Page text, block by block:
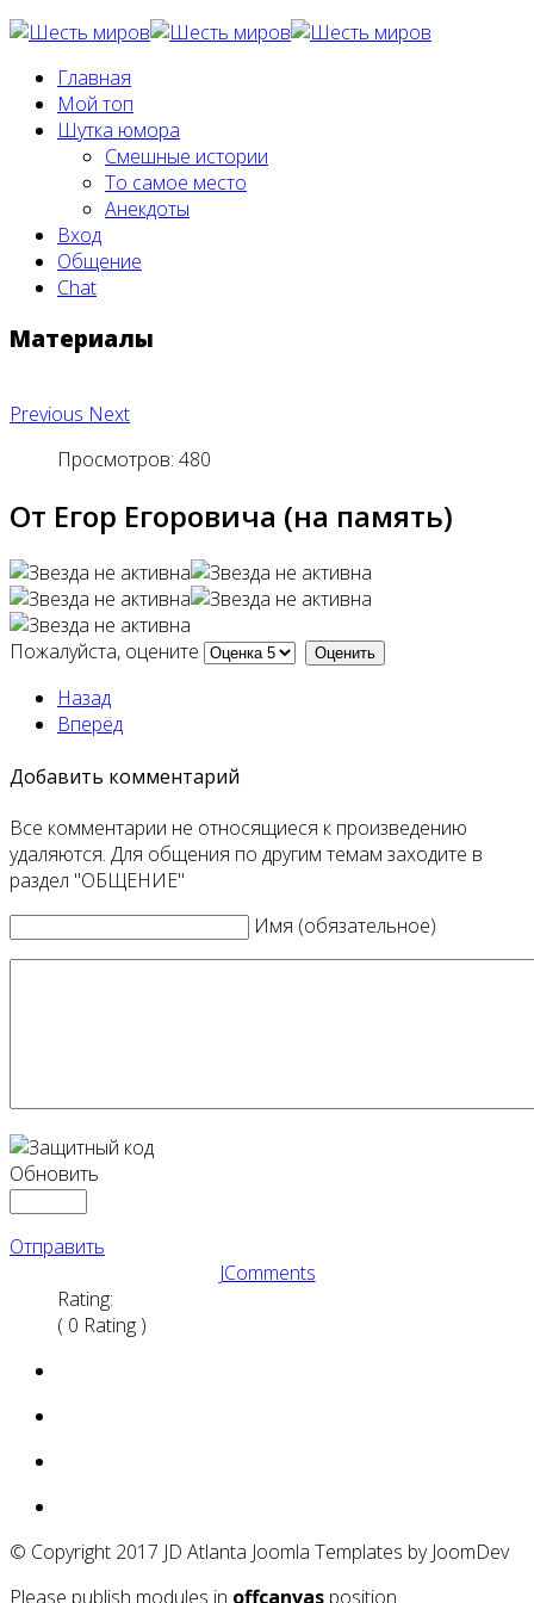
Главная
Мой топ
Шутка юмора
Смешные истории
То самое место
Анекдоты
Вход
Общение
Chat
Материалы
Previous Next
Просмотров: 480
От Егор Егоровича (на память)
Пожалуйста, оцените
Назад
Вперёд
Добавить комментарий
Все комментарии не относящиеся к произведению
удаляются. Для общения по другим темам заходите в
раздел "ОБЩЕНИЕ"
Имя (обязательное)
Обновить
Отправить
JComments
Rating:
( 0 Rating )
© Copyright 2017 JD Atlanta Joomla Templates by JoomDev
Please publish modules in offcanvas position.